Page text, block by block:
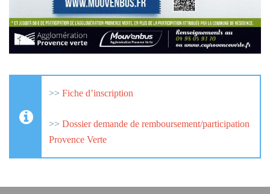
>> Fiche d’inscription
>> Dossier demande de remboursement/participation
Provence Verte